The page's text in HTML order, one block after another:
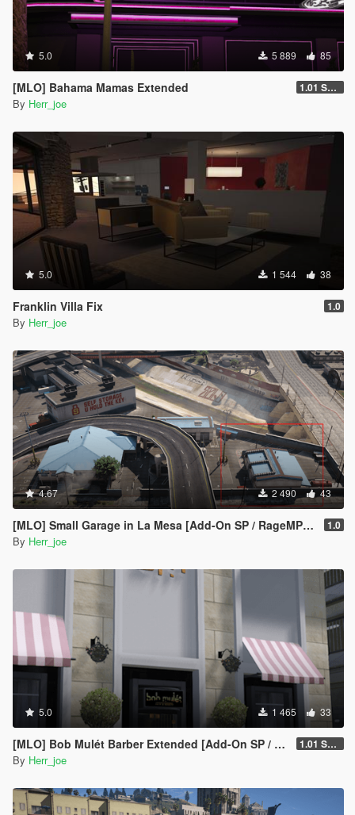
5.0 5 889 85
[MLO] Bahama Mamas Extended 1.01 SP only Fix
By Herr_joe
5.0 1 544 38
Franklin Villa Fix 1.0
By Herr_joe
4.67 2 490 43
[MLO] Small Garage in La Mesa [Add-On SP / RageMP / FiveM] 1.0
By Herr_joe
5.0 1 465 33
[MLO] Bob Mulét Barber Extended [Add-On SP / RageMP / FiveM] 1.01 SP only
By Herr_joe